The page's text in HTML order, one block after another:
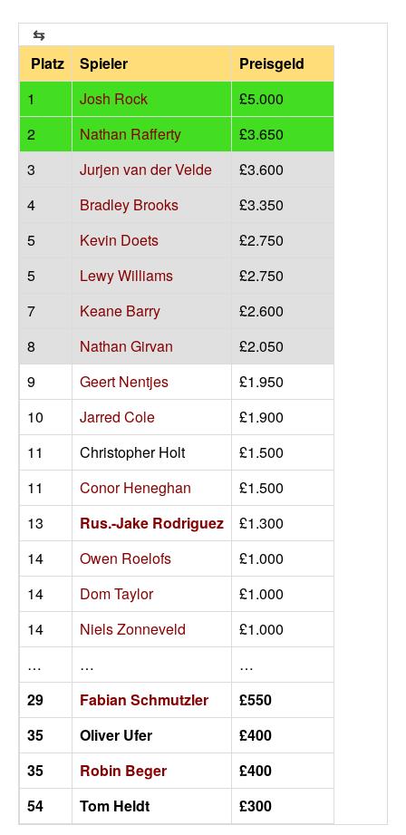
Platz Spieler
Preisgeld
1
Josh Rock
£5.000
2
Nathan Rafferty
£3.650
3
Jurjen van der Velde
£3.600
4
Bradley Brooks
£3.350
5
Kevin Doets
£2.750
5
Lewy Williams
£2.750
7
Keane Barry
£2.600
8
Nathan Girvan
£2.050
9
Geert Nentjes
£1.950
10
Jarred Cole
£1.900
11
Christopher Holt
£1.500
11
Conor Heneghan
£1.500
13
Rus.-Jake Rodriguez
£1.300
14
Owen Roelofs
£1.000
14
Dom Taylor
£1.000
14
Niels Zonneveld
£1.000
…
…
…
29
Fabian Schmutzler
£550
35
Oliver Ufer
£400
35
Robin Beger
£400
54
Tom Heldt £300